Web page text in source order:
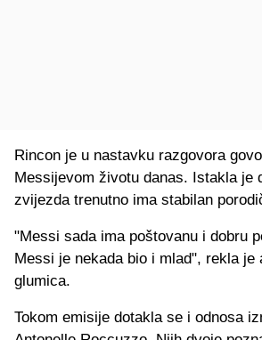
Rincon je u nastavku razgovora
Messijevom životu danas. Istakla je
zvijezda trenutno ima stabilan
"Messi sada ima poštovanu i dobru
Messi je nekada bio i mlad", rekla je
glumica.
Tokom emisije dotakla se i odnosa